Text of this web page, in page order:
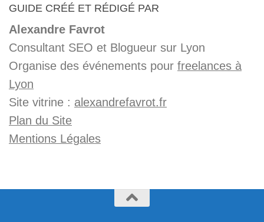
GUIDE CRÉÉ ET RÉDIGÉ PAR
Alexandre Favrot
Consultant SEO et Blogueur sur Lyon
Organise des événements pour freelances à
Lyon
Site vitrine : alexandrefavrot.fr
Plan du Site
Mentions Légales